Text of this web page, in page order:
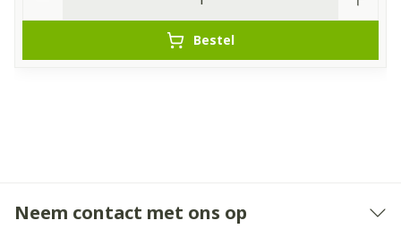
Bestel
Neem contact met ons op